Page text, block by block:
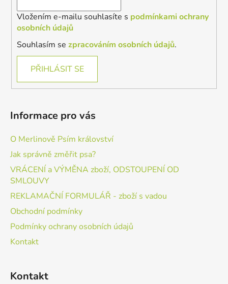
Vložením e-mailu souhlasíte s podmínkami ochrany
osobních údajů
Souhlasím se zpracováním osobních údajů.
PŘIHLÁSIT SE
Informace pro vás
O Merlinově Psím království
Jak správně změřit psa?
VRÁCENÍ a VÝMĚNA zboží, ODSTOUPENÍ OD
SMLOUVY
REKLAMAČNÍ FORMULÁŘ - zboží s vadou
Obchodní podmínky
Podmínky ochrany osobních údajů
Kontakt
Kontakt